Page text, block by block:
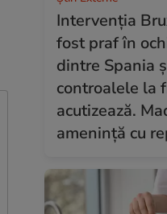
Intervenția
fost praf în
dintre Spania
controalele la
acutizează.
amenință cu